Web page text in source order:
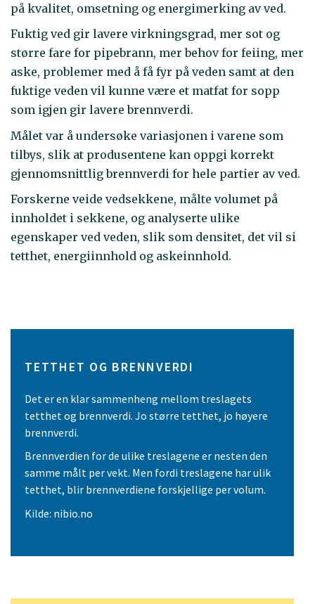
på kvalitet, omsetning og energimerking av ved.
Fuktig ved gir lavere virkningsgrad, mer sot og
større fare for pipebrann, mer behov for feiing, mer
aske, problemer med å få fyr på veden samt at den
fuktige veden vil kunne være et matfat for sopp
som igjen gir lavere brennverdi.
Målet var å undersøke variasjonen i varene som
tilbys, slik at produsentene kan oppgi korrekt
gjennomsnittlig brennverdi for hele partier av ved.
Forskerne veide vedsekkene, målte volumet på
innholdet i sekkene, og analyserte ulike
egenskaper ved veden, slik som densitet, det vil si
tetthet, energiinnhold og askeinnhold.
TETTHET OG BRENNVERDI
Det er en klar sammenheng mellom treslagets
tetthet og brennverdi. Jo større tetthet, jo høyere
brennverdi.
Brennverdien for de ulike treslagene er nesten den
samme målt per vekt. Men fordi treslagene har ulik
tetthet, blir brennverdiene forskjellige per volum.
Kilde: nibio.no